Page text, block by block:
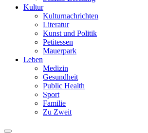
Kultur
Kulturnachrichten
Literatur
Kunst und Politik
Petitessen
Mauerpark
Leben
Medizin
Gesundheit
Public Health
Sport
Familie
Zu Zweit